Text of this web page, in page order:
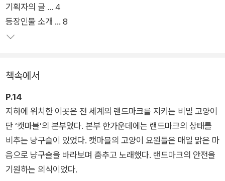
양이단 ‘캣마블’과 함께 시공간을 넘나드는 보드게임 ‘랜드마
블’을 통해 전 세계 랜드마크를 지키는 모험을 떠난다는 흥미로운
설정을 담았다.
을 전해 온 유현준 교수의 시선이, 이번에는 어린이 독자들을 향
한다. 이 책을 통해 어린이들은 랜드마크에 담긴 통합적 지식을
학습할 수 있을 뿐만 아니라, 학습한 지식을 창의력 사고로 엮어
내는 힘까지 키워갈 수 있을 것이다.
기획자의 글 … 4
등장인물 소개 … 8
책속에서
P.14
지하에 위치한 이곳은 전 세계의 랜드마크를 지키는 비밀 고양이
단 ‘캣마블’의 본부였다. 본부 한가운데에는 랜드마크의 상태를
비추는 냥구슬이 있었다. 캣마블의 고양이 요원들은 매일 맑은 마
음으로 냥구슬을 바라보며 춤추고 노래했다. 랜드마크의 안전을
기원하는 의식이었다.